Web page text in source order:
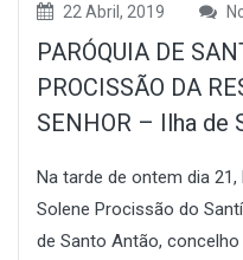
22 Abril, 2019
PARÓQUIA DE
PROCISSÃO DA
SENHOR – Ilha
Na tarde de ontem dia
Solene Procissão do
de Santo Antão,